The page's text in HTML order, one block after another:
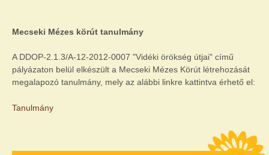
Mecseki Mézes körút tanulmány
A DDOP-2.1.3/A-12-2012-0007 "Vidéki örökség útjai" című
pályázaton belül elkészült a Mecseki Mézes Körút létrehozását
megalapozó tanulmány, mely az alábbi linkre kattintva érhető el:
Tanulmány